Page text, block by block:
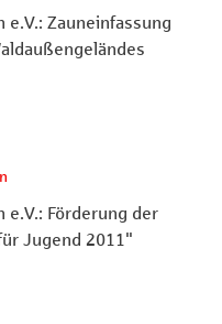
Zauneinfassung
Förderung der
Jugend 2011"